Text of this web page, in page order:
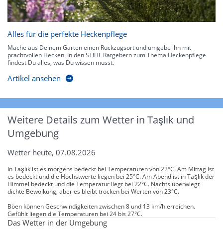
Alles für die perfekte Heckenpflege
Mache aus Deinem Garten einen Rückzugsort und umgebe ihn mit
prachtvollen Hecken. In den STIHL Ratgebern zum Thema Heckenpflege
findest Du alles, was Du wissen musst.
Artikel ansehen
Weitere Details zum Wetter in Taşlık und
Umgebung
Wetter heute, 07.08.2026
In Taşlık ist es morgens bedeckt bei Temperaturen von 22°C. Am Mittag ist
es bedeckt und die Höchstwerte liegen bei 25°C. Am Abend ist in Taşlık der
Himmel bedeckt und die Temperatur liegt bei 22°C. Nachts überwiegt
dichte Bewölkung, aber es bleibt trocken bei Werten von 23°C.
Böen können Geschwindigkeiten zwischen 8 und 13 km/h erreichen.
Gefühlt liegen die Temperaturen bei 24 bis 27°C.
Das Wetter in der Umgebung